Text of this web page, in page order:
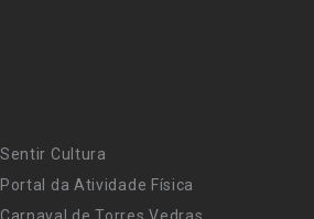
Sentir Cultura
Portal da Atividade Física
Carnaval de Torres Vedras